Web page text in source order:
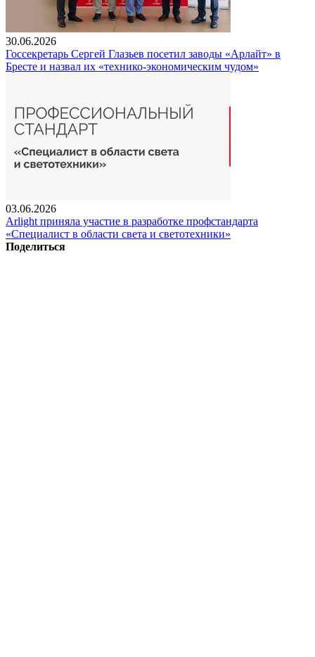
30.06.2026
Госсекретарь Сергей Глазьев посетил заводы «Арлайт» в
Бресте и назвал их «технико-экономическим чудом»
03.06.2026
Arlight приняла участие в разработке профстандарта
«Специалист в области света и светотехники»
Поделиться